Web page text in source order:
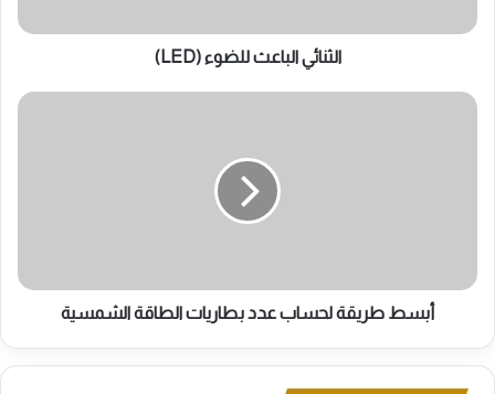
الثنائي الباعث للضوء (LED)
أبسط
أبسط طريقة لحساب عدد بطاريات الطاقة الشمسية